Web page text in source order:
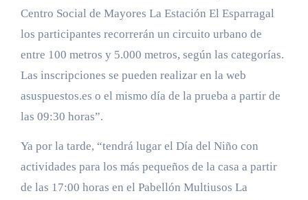
Centro Social de Mayores La Estación El Esparragal
los participantes recorrerán un circuito urbano de
entre 100 metros y 5.000 metros, según las categorías.
Las inscripciones se pueden realizar en la web
asuspuestos.es o el mismo día de la prueba a partir de
las 09:30 horas”.
Ya por la tarde, “tendrá lugar el Día del Niño con
actividades para los más pequeños de la casa a partir
de las 17:00 horas en el Pabellón Multiusos La